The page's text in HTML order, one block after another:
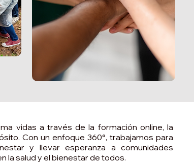
vidas a través de la formación online, la
Con un enfoque 360°, trabajamos para
y llevar esperanza a comunidades
la salud y el bienestar de todos.